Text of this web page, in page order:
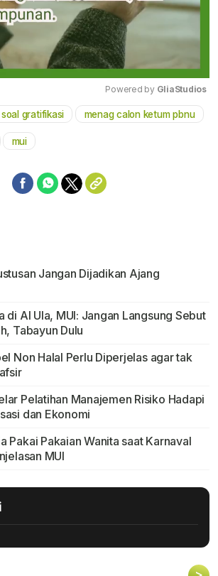
Mute
Powered by GliaStudios
gratifikasi menag calon ketum pbnu
mui
Jangan Dijadikan Ajang
di Al Ula, MUI: Jangan Langsung Sebut
Tabayun Dulu
Non Halal Perlu Diperjelas agar tak
Pelatihan Manajemen Risiko Hadapi
dan Ekonomi
Pakai Pakaian Wanita saat Karnaval
MUI